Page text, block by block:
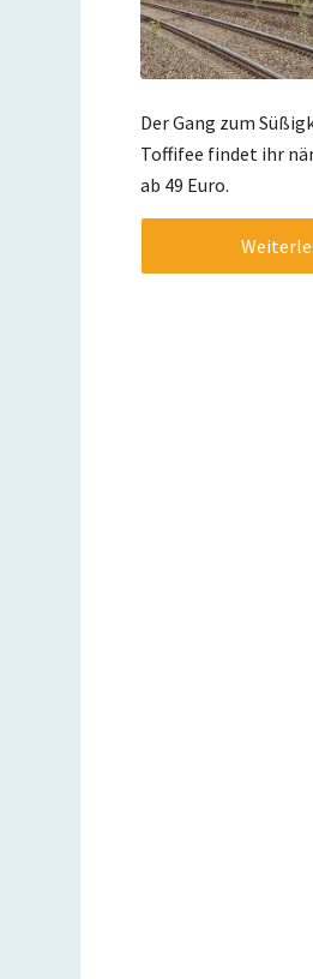
Der Gang zum
Toffifee findet ihr
ab 49 Euro.